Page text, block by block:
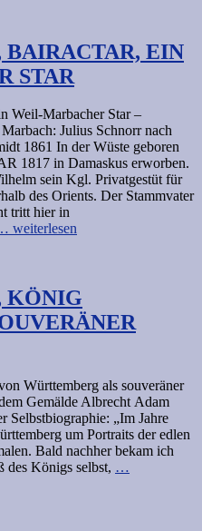
EIN
STAR
Weil-Marbacher Star –
Julius Schnorr nach
1861 In der Wüste geboren
1817 in Damaskus erworben.
sein Kgl. Privatgestüt für
des Orients. Der Stammvater
tritt hier in
weiterlesen
KÖNIG
Württemberg als souveräner
Gemälde Albrecht Adam
Selbstbiographie: „Im Jahre
um Portraits der edlen
Bald nachher bekam ich
des Königs selbst, …